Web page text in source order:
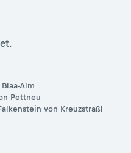
Alm
Pettneu
von Kreuzstraßl